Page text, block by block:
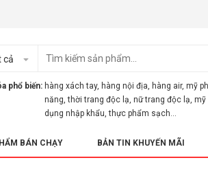
cả
phổ biến: hàng xách tay, hàng nội địa, hàng air, mỹ
năng,thời trang độc lạ, nữ trang độc lạ, mỹ
dụng nhập khẩu,thực phẩm sạch...
BÁN CHẠY BẢN TIN KHUYẾN MÃI